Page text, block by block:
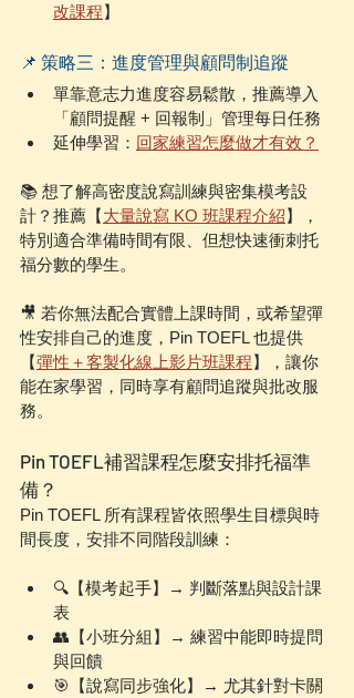
改課程】
📌 策略三：進度管理與顧問制追蹤
單靠意志力進度容易鬆散，推薦導入
「顧問提醒 + 回報制」管理每日任務
延伸學習： 回家練習怎麼做才有效？
📚 想了解高密度說寫訓練與密集模考設
計？推薦【大量說寫 KO 班課程介紹】，
特別適合準備時間有限、但想快速衝刺托
福分數的學生。
🎥 若你無法配合實體上課時間，或希望彈
性安排自己的進度，Pin TOEFL 也提供
【彈性＋客製化線上影片班課程】，讓你
能在家學習，同時享有顧問追蹤與批改服
務。
Pin TOEFL補習課程怎麼安排托福準
備？
Pin TOEFL 所有課程皆依照學生目標與時
間長度，安排不同階段訓練：
🔍【模考起手】→ 判斷落點與設計課
表
👥【小班分組】→ 練習中能即時提問
與回饋
🎯【說寫同步強化】→ 尤其針對卡關